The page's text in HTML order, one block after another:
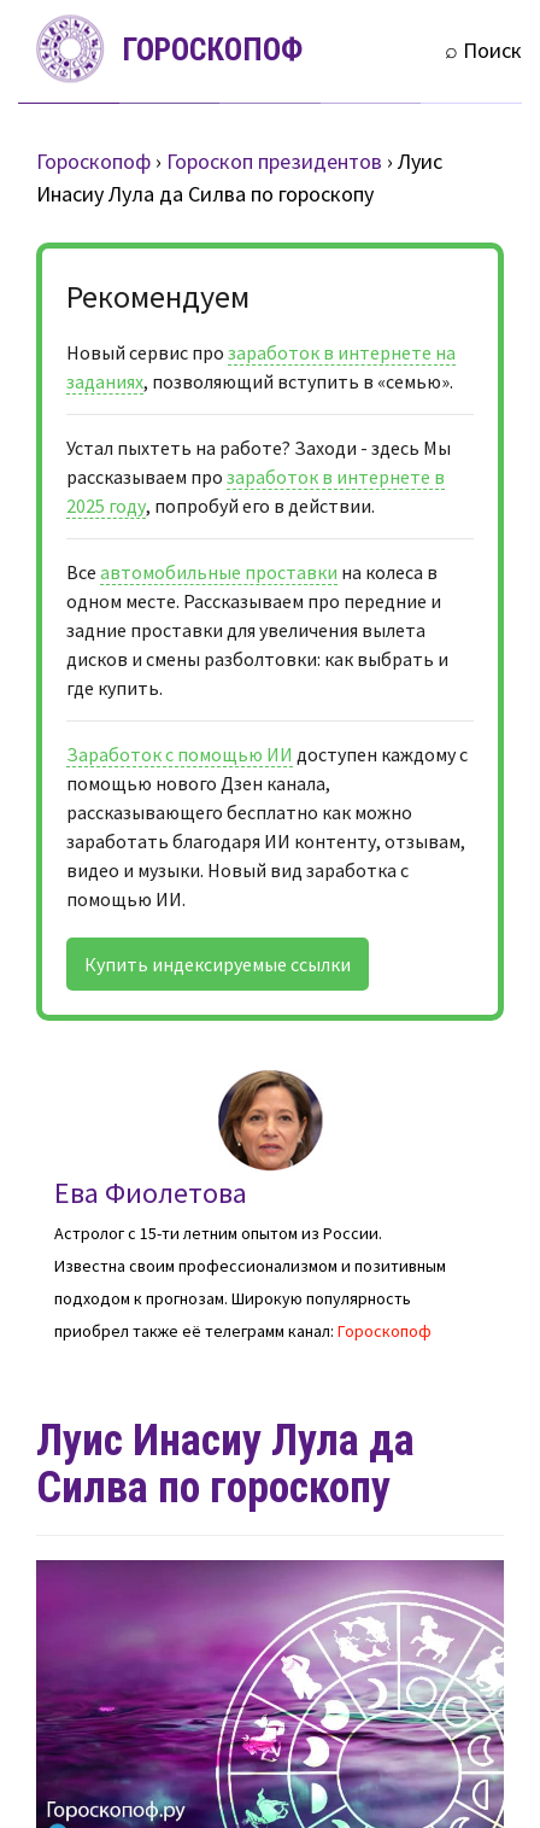
ГОРОСКОПОФ ⌕ Поиск
Гороскопоф › Гороскоп президентов ›Луис
Инасиу Лула да Силва по гороскопу
Рекомендуем
Новый сервис про заработок в интернете на
заданиях, позволяющий вступить в «семью».
Устал пыхтеть на работе? Заходи - здесь Мы
рассказываем про заработок в интернете в
2025 году, попробуй его в действии.
Все автомобильные проставки на колеса в
одном месте. Рассказываем про передние и
задние проставки для увеличения вылета
дисков и смены разболтовки: как выбрать и
где купить.
Заработок с помощью ИИ доступен каждому с
помощью нового Дзен канала,
рассказывающего бесплатно как можно
заработать благодаря ИИ контенту, отзывам,
видео и музыки. Новый вид заработка с
помощью ИИ.
Купить индексируемые ссылки
Ева Фиолетова
Астролог с 15-ти летним опытом из России.
Известна своим профессионализмом и позитивным
подходом к прогнозам. Широкую популярность
приобрел также её телеграмм канал: Гороскопоф
Луис Инасиу Лула да
Силва по гороскопу